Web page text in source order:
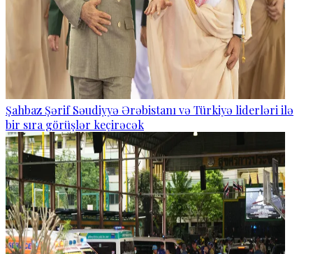
Şahbaz Şərif Səudiyyə Ərəbistanı və Türkiyə liderləri ilə
bir sıra görüşlər keçirəcək